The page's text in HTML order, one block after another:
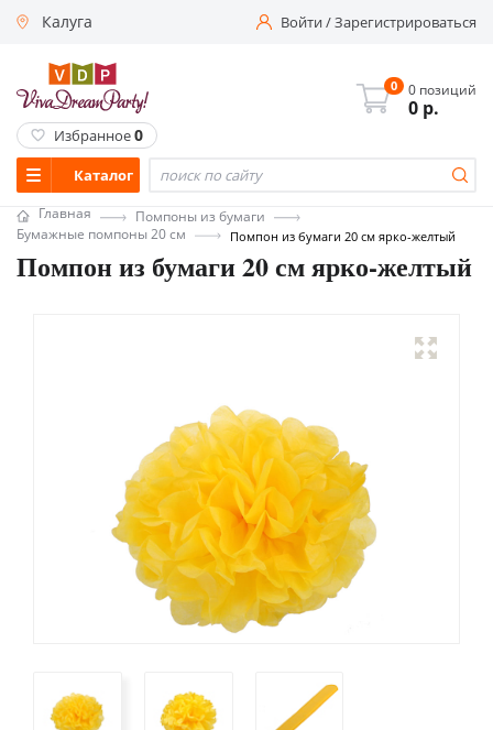
Калуга Войти/Зарегистрироваться
Каталог
0 0 позиций
0 р.
Избранное0
Главная
Помпоны из бумаги
Бумажные помпоны 20 см
Помпон из бумаги 20 см ярко-желтый
Помпон из бумаги 20 см ярко-желтый